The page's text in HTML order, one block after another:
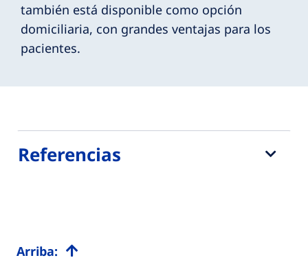
también está disponible como opción
domiciliaria, con grandes ventajas para los
pacientes.
Referencias
Arriba: